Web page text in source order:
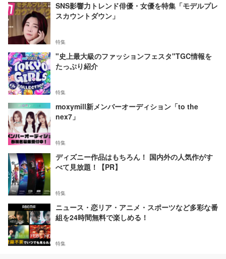
SNS影響力トレンド俳優・女優を特集「モデルプレ
スカウントダウン」
特集
"史上最大級のファッションフェスタ"TGC情報を
たっぷり紹介
特集
moxymill新メンバーオーディション「to the
nex7」
特集
ディズニー作品はもちろん！ 国内外の人気作がす
べて見放題！【PR】
特集
ニュース・恋リア・アニメ・スポーツなど多彩な番
組を24時間無料で楽しめる！
特集